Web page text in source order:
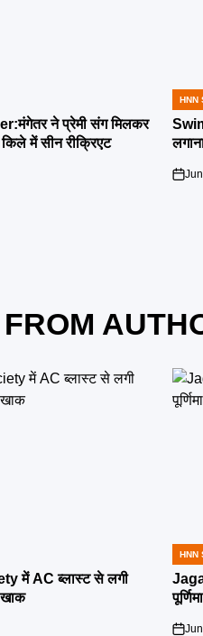
ने प्रेमी संग मिलकर
में सीन रीक्रिएट
IN
HNN
on
में AC ब्लास्ट से लगी
IN
HNN